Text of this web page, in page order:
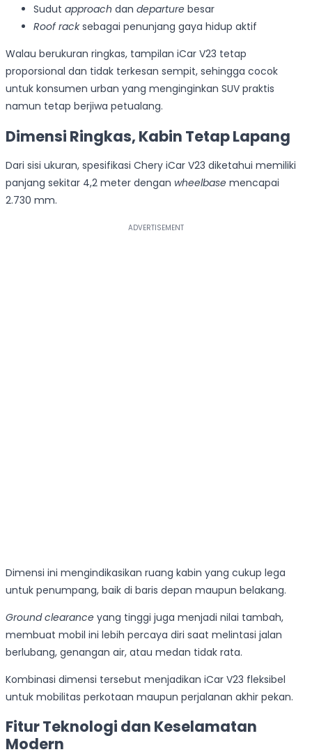
Sudut approach dan departure besar
Roof racksebagai penunjang gaya hidup aktif
Walau berukuran ringkas, tampilan iCar V23 tetap
proporsional dan tidak terkesan sempit, sehingga cocok
untuk konsumen urban yang menginginkan SUV praktis
namun tetap berjiwa petualang.
Dimensi Ringkas, Kabin Tetap Lapang
Dari sisi ukuran, spesifikasi Chery iCar V23 diketahui memiliki
panjang sekitar 4,2 meter dengan wheelbase mencapai
2.730 mm.
Dimensi ini mengindikasikan ruang kabin yang cukup lega
untuk penumpang, baik di baris depan maupun belakang.
Ground clearance yang tinggi juga menjadi nilai tambah,
membuat mobil ini lebih percaya diri saat melintasi jalan
berlubang, genangan air, atau medan tidak rata.
Kombinasi dimensi tersebut menjadikan iCar V23 fleksibel
untuk mobilitas perkotaan maupun perjalanan akhir pekan.
Fitur Teknologi dan Keselamatan
Modern